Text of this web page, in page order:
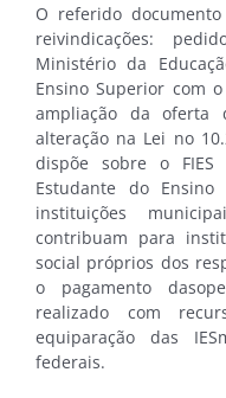
O referido
reivindicações:
Ministério da
Ensino Superior com
ampliação da oferta
alteração na Lei no
dispõe sobre o
Estudante do Ensino
instituições
contribuam para
social próprios dos
o pagamento
realizado com
equiparação das
federais.